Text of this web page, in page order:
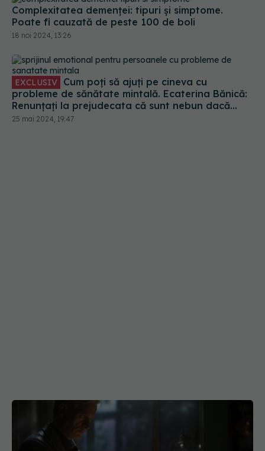
Poate fi cauzată de peste 100 de boli
18 noi 2024, 13:26
EXCLUSIV Cum poți să ajuți pe cineva cu
probleme de sănătate mintală. Ecaterina Bănică:
Renunțați la prejudecata că sunt nebun dacă
merg la un psihoterapeut sau psihiatru!
25 mai 2024, 19:47